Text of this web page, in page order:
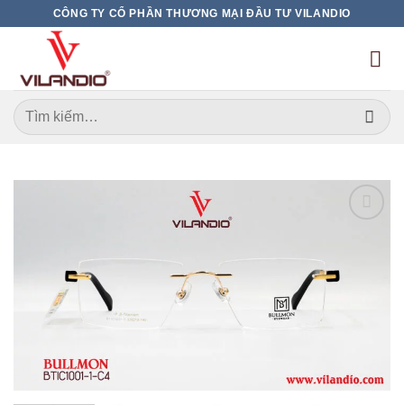
dung
CÔNG TY CỔ PHẦN THƯƠNG MẠI ĐẦU TƯ VILANDIO
Tìm
kiếm: